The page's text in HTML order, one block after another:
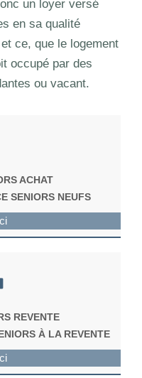
un loyer versé
en sa qualité
ce, que le logement
occupé par des
ou vacant.
ACHAT
SENIORS NEUFS
REVENTE
À LA REVENTE